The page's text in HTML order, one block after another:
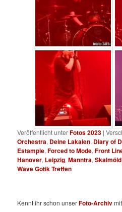
Veröffentlicht unterFotos 2023 |
Orchestra, Deine Lakaien, Diary of
Estampie,Forced to Mode,Front
Hanover, Leipzig,Manntra,Skalmöld
Wave Gotik Treffen
Kennt ihr schon unserFoto-Archiv